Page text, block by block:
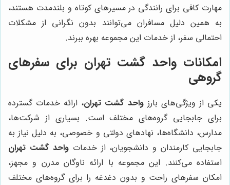
مهارت کافی برای رانندگی در مسیرهای کوتاه و بلندمدت هستند،
به همین دلیل مسافران می‌توانند بدون نگرانی از مشکلات
احتمالی سفر، از خدمات این مجموعه بهره ببرند.
امکانات واحد گشت تهران برای سفرهای
گروهی
یکی از ویژگی‌های بارزواحد گشت تهران، ارائه خدمات گسترده
برای جابجایی گروه‌های مختلف است. بسیاری از شرکت‌ها،
مدارس، دانشگاه‌ها، نهادهای دولتی و خصوصی، به دلیل نیاز به
جابجایی کارمندان و دانشجویان، از خدماتواحد گشت تهران
استفاده می‌کنند. این مجموعه با ارائه ناوگان مدرن و مجهز،
امکان سفرهای راحت و بدون دغدغه را برای گروه‌های مختلف